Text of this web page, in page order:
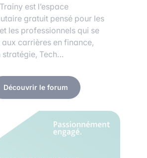
est l’espace
gratuit pensé pour les
les professionnels qui se
carrières en finance,
stratégie, Tech…
Découvrir le forum